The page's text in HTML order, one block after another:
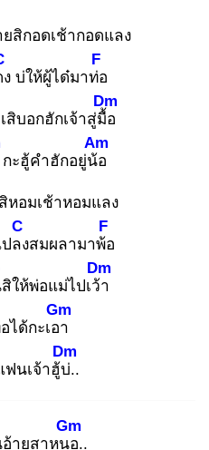
ยสิกอดเช้ากอดแลง
บ่ให้ผู้ได๋มาท่อ
F
เสิบอกฮักเจ้าสู่มื้อ
Dm
กะฮู้คำฮักอยู่น้อ
Am
สิหอมเช้าหอมแลง
ลง
C
สมผลามาพ้อ
F
สิให้พ่อแม่ไปเว้า
Dm
ได้กะเอา
Gm
ฟนเจ้าฮู้บ่.
Dm
.
ายสาหนอ
Gm
..